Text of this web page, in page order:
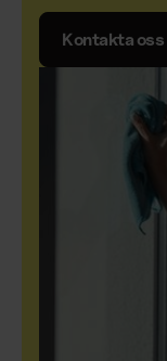
Kontakta oss